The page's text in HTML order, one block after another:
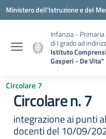
Vai ai contenuti
Vai al menu di navigazione
Vai al footer
Ministero dell'Istruzione e del
Infanzia -
di I grado ad
Istituto
Gasperi - De Vita"
Circolare 7
Circolare n. 7
integrazione ai punti
docenti del 10/09/